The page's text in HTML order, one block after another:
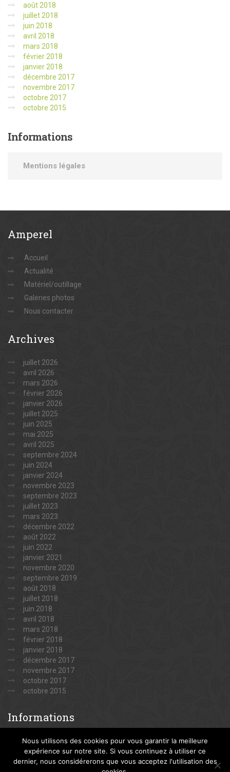
août 2018
juillet 2018
juin 2018
avril 2018
mars 2018
février 2018
janvier 2018
décembre 2017
novembre 2017
octobre 2017
octobre 2015
Informations
Mentions légales
Amperel
Accueil
Actualité
Matériel/outillage
Galeries photos
Nous contacter
Archives
juillet 2026
avril 2026
mars 2026
février 2026
janvier 2026
juillet 2025
juin 2025
mai 2025
avril 2025
septembre 2024
juin 2024
janvier 2024
novembre 2023
septembre 2023
juillet 2023
mars 2023
décembre 2022
août 2022
juin 2022
janvier 2021
novembre 2020
septembre 2019
août 2018
juillet 2018
juin 2018
avril 2018
mars 2018
février 2018
janvier 2018
décembre 2017
novembre 2017
octobre 2017
octobre 2015
Informations
Mentions légales
Nous utilisons des cookies pour vous garantir la meilleure
expérience sur notre site. Si vous continuez à utiliser ce
dernier, nous considérerons que vous acceptez l'utilisation des